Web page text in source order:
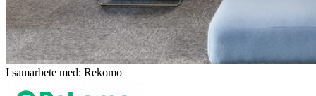
I samarbete med: Rekomo